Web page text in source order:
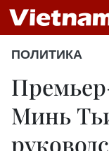
ПОЛИТИКА
Минь